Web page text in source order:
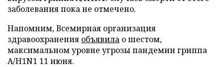
заболевания пока не отмечено.
Напомним, Всемирная организация
здравоохранения объявила о шестом,
максимальном уровне угрозы пандемии гриппа
A/H1N1 11 июня.